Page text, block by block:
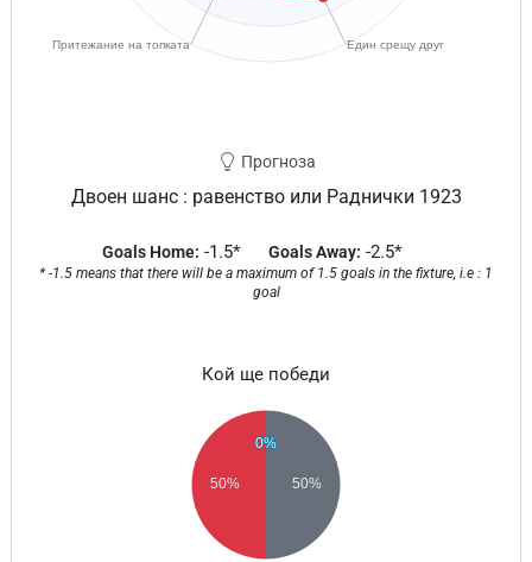
Прогноза
Двоен шанс : равенство или Раднички 1923
Goals Home: -1.5* Goals Away: -2.5*
* -1.5 means that there will be a maximum of 1.5 goals in the fixture, i.e : 1
goal
Кой ще победи